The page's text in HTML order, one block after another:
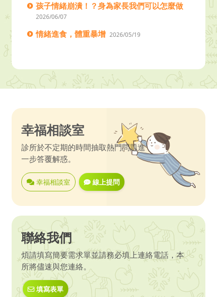
孩子情緒崩潰！？身為家長我們可以怎麼做
2026/06/07
情緒進食，體重暴增 2026/05/19
幸福相談室
診所於不定期的時間抽取熱門問題進
一步答覆解惑。
幸福相談室 線上提問
聯絡我們
煩請填寫簡要需求單並請務必填上連絡電話，本
所將儘速與您連絡。
填寫表單